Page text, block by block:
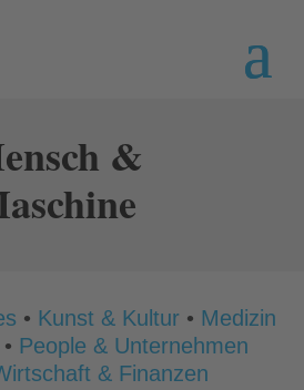
&
• Kunst & Kultur • Medizin
• People & Unternehmen
& Finanzen